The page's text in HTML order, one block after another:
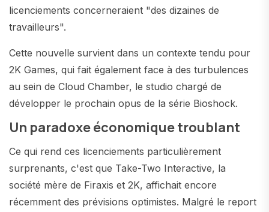
licenciements concerneraient "des dizaines de
travailleurs".
Cette nouvelle survient dans un contexte tendu pour
2K Games, qui fait également face à des turbulences
au sein de Cloud Chamber, le studio chargé de
développer le prochain opus de la série Bioshock.
Un paradoxe économique troublant
Ce qui rend ces licenciements particulièrement
surprenants, c'est que Take-Two Interactive, la
société mère de Firaxis et 2K, affichait encore
récemment des prévisions optimistes. Malgré le report